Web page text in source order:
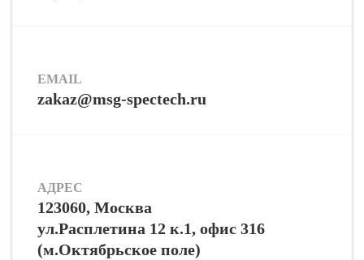
EMAIL
zakaz@msg-spectech.ru
АДРЕС
123060, Москва
ул.Расплетина 12 к.1, офис 316
(м.Октябрьское поле)